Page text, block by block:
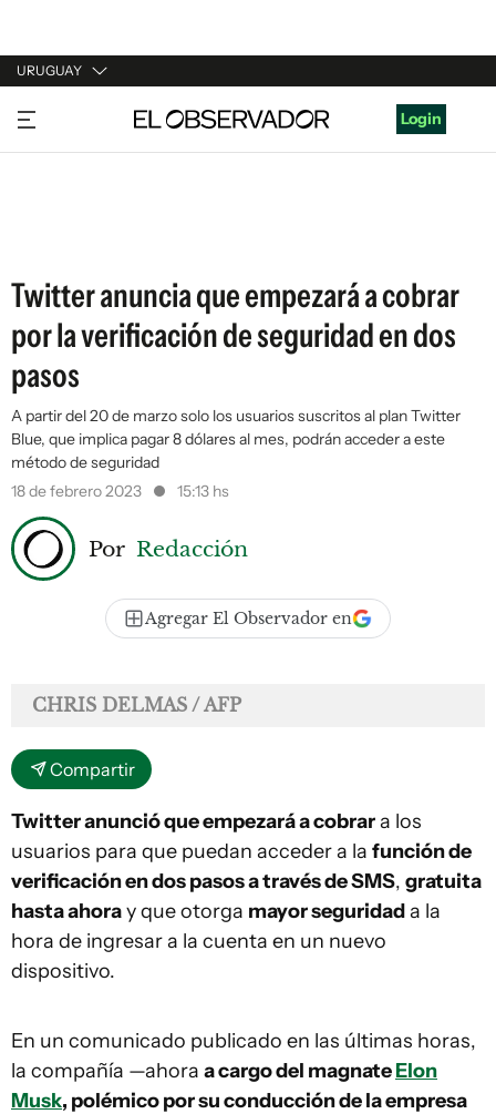
URUGUAY
URUGUAY
ARGENTINA
Login
Twitter anuncia que empezará a cobrar
por la verificación de seguridad en dos
pasos
A partir del 20 de marzo solo los usuarios suscritos al plan Twitter
Blue, que implica pagar 8 dólares al mes, podrán acceder a este
método de seguridad
18 de febrero 2023
15:13 hs
Por Redacción
Agregar El Observador en
CHRIS DELMAS / AFP
Compartir
Twitter anunció que empezará a cobrara los
usuarios para que puedan acceder a la función de
verificación en dos pasos a través de SMS, gratuita
hasta ahoray que otorga mayor seguridada la
hora de ingresar a la cuenta en un nuevo
dispositivo.
En un comunicado publicado en las últimas horas,
la compañía —ahora a cargo del magnateElon
Musk, polémico por su conducción de la empresa